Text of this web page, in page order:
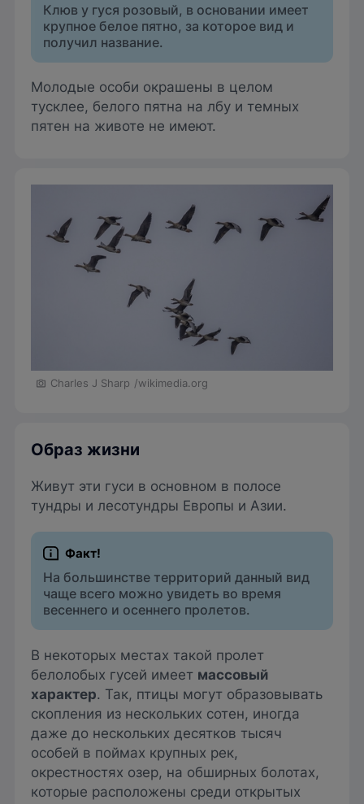
Клюв у гуся розовый, в основании имеет
крупное белое пятно, за которое вид и
получил название.
Молодые особи окрашены в целом
тусклее, белого пятна на лбу и темных
пятен на животе не имеют.
Charles J Sharp /wikimedia.org
Образ жизни
Живут эти гуси в основном в полосе
тундры и лесотундры Европы и Азии.
На большинстве территорий данный вид
чаще всего можно увидеть во время
весеннего и осеннего пролетов.
В некоторых местах такой пролет
белолобых гусей имеет массовый
характер. Так, птицы могут образовывать
скопления из нескольких сотен, иногда
даже до нескольких десятков тысяч
особей в поймах крупных рек,
окрестностях озер, на обширных болотах,
которые расположены среди открытых